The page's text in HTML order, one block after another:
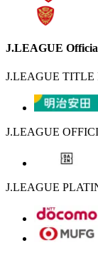
J.LEAGUE
J.LEAGUE TITLE
J.LEAGUE
J.LEAGUE